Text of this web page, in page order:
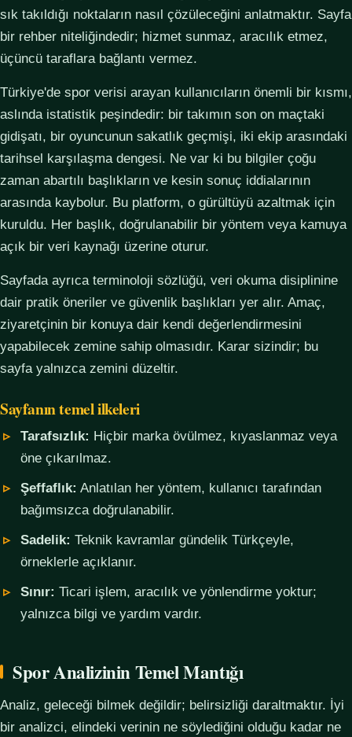
sık takıldığı noktaların nasıl çözüleceğini anlatmaktır. Sayfa
bir rehber niteliğindedir; hizmet sunmaz, aracılık etmez,
üçüncü taraflara bağlantı vermez.
Türkiye'de spor verisi arayan kullanıcıların önemli bir kısmı,
aslında istatistik peşindedir: bir takımın son on maçtaki
gidişatı, bir oyuncunun sakatlık geçmişi, iki ekip arasındaki
tarihsel karşılaşma dengesi. Ne var ki bu bilgiler çoğu
zaman abartılı başlıkların ve kesin sonuç iddialarının
arasında kaybolur. Bu platform, o gürültüyü azaltmak için
kuruldu. Her başlık, doğrulanabilir bir yöntem veya kamuya
açık bir veri kaynağı üzerine oturur.
Sayfada ayrıca terminoloji sözlüğü, veri okuma disiplinine
dair pratik öneriler ve güvenlik başlıkları yer alır. Amaç,
ziyaretçinin bir konuya dair kendi değerlendirmesini
yapabilecek zemine sahip olmasıdır. Karar sizindir; bu
sayfa yalnızca zemini düzeltir.
Sayfanın temel ilkeleri
Tarafsızlık: Hiçbir marka övülmez, kıyaslanmaz veya
öne çıkarılmaz.
Şeffaflık: Anlatılan her yöntem, kullanıcı tarafından
bağımsızca doğrulanabilir.
Sadelik: Teknik kavramlar gündelik Türkçeyle,
örneklerle açıklanır.
Sınır: Ticari işlem, aracılık ve yönlendirme yoktur;
yalnızca bilgi ve yardım vardır.
Spor Analizinin Temel Mantığı
Analiz, geleceği bilmek değildir; belirsizliği daraltmaktır. İyi
bir analizci, elindeki verinin ne söylediğini olduğu kadar ne